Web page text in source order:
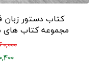
کتاب دستور زبان
۶۰,۰۰۰
۵۰,۴۰۰